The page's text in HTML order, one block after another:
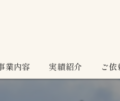
業内容 実績紹介 ご